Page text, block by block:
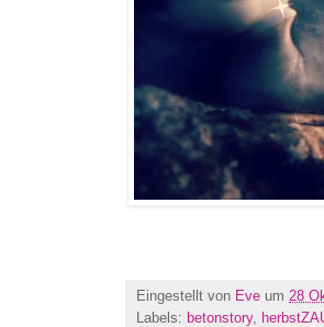
Eingestellt von Eve um 28
Labels: betonstory,